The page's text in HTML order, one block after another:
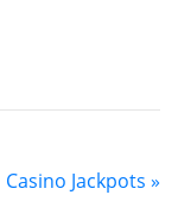
Casino Jackpots »